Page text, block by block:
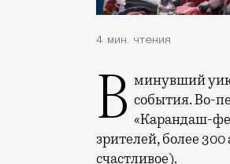
4 мин. чтения
В минувший уикенд маленькая Старица в Тверской области отметила сразу два события. Во-
«Карандаш-
зрителей, более
счастливое).